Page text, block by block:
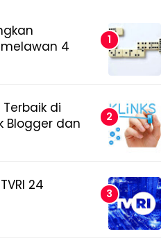
4
di
Blogger dan
24